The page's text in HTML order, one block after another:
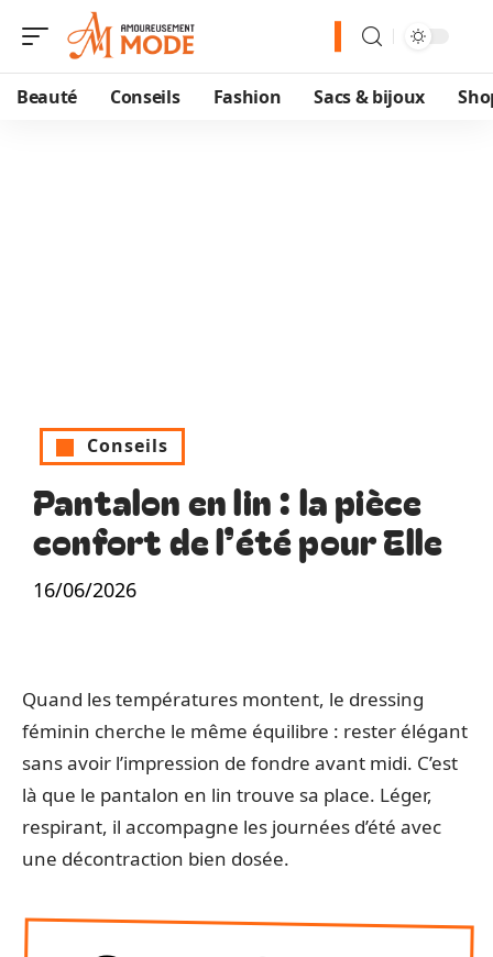
Beauté Conseils Fashion Sacs & bijoux
Conseils
Pantalon en lin : la pièce
confort de l’été pour Elle
16/06/2026
Quand les températures montent, le dressing
féminin cherche le même équilibre : rester élégant
sans avoir l’impression de fondre avant midi. C’est
là que le pantalon en lin trouve sa place. Léger,
respirant, il accompagne les journées d’été avec
une décontraction bien dosée.